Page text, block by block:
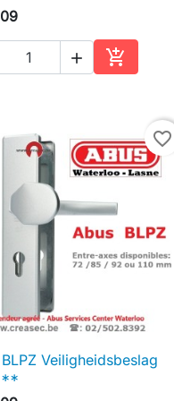
 
In
favorite_border
 Snel bekijken
Veiligheidsbeslag